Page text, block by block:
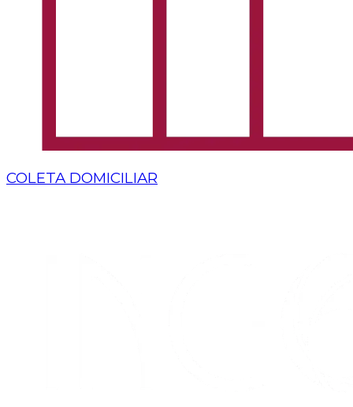
COLETA DOMICILIAR